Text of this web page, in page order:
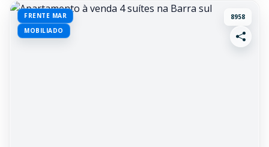
FRENTE MAR
MOBILIADO
8958